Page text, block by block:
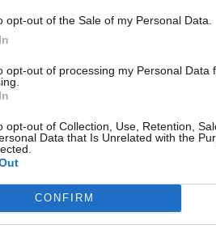
opt-out of the Sale of my Personal Data.
opt-out of processing my Personal Data
opt-out of Collection, Use, Retention,
Data that Is Unrelated with the
CONFIRM
Policijos